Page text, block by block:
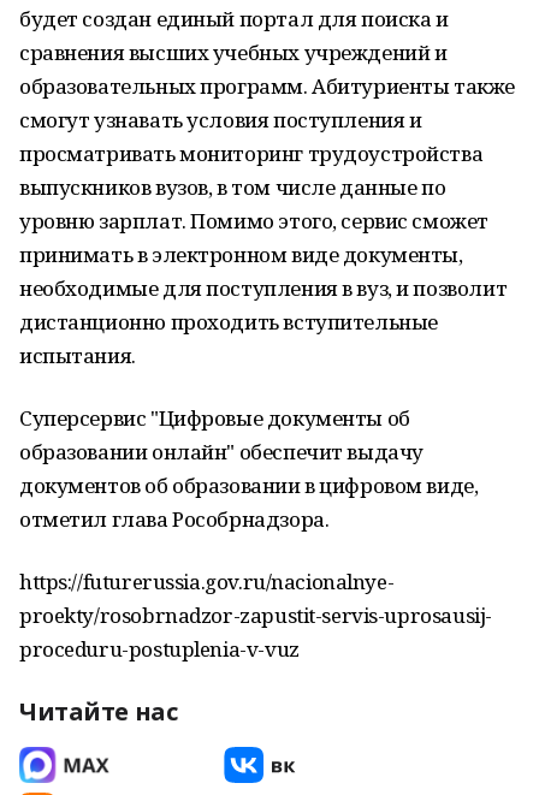
будет создан единый портал для поиска и
сравнения высших учебных учреждений и
образовательных программ. Абитуриенты также
смогут узнавать условия поступления и
просматривать мониторинг трудоустройства
выпускников вузов, в том числе данные по
уровню зарплат. Помимо этого, сервис сможет
принимать в электронном виде документы,
необходимые для поступления в вуз, и позволит
дистанционно проходить вступительные
испытания.
Суперсервис "Цифровые документы об
образовании онлайн" обеспечит выдачу
документов об образовании в цифровом виде,
отметил глава Рособрнадзора.
https://futurerussia.gov.ru/nacionalnye-
proekty/rosobrnadzor-zapustit-servis-uprosausij-
proceduru-postuplenia-v-vuz
Читайте нас